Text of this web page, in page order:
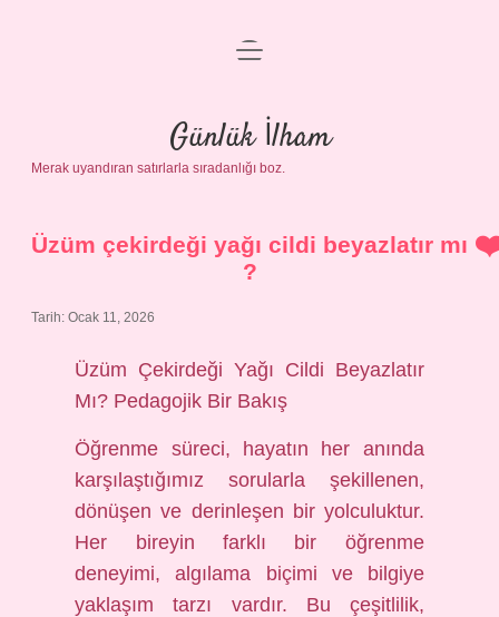
Anasayfa
Gizlilik Politikası
Yasal Uyarı
menüyü
Günlük İlham
Merak uyandıran satırlarla sıradanlığı boz.
Üzüm çekirdeği yağı cildi beyazlatır mı
?
Tarih: Ocak 11, 2026
Üzüm Çekirdeği Yağı Cildi Beyazlatır
Mı? Pedagojik Bir Bakış
Öğrenme süreci, hayatın her anında
karşılaştığımız sorularla şekillenen,
dönüşen ve derinleşen bir yolculuktur.
Her bireyin farklı bir öğrenme
deneyimi, algılama biçimi ve bilgiye
yaklaşım tarzı vardır. Bu çeşitlilik,